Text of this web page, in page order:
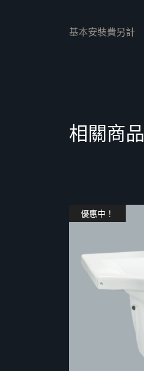
基本安裝費另計
相關商品
優惠中！